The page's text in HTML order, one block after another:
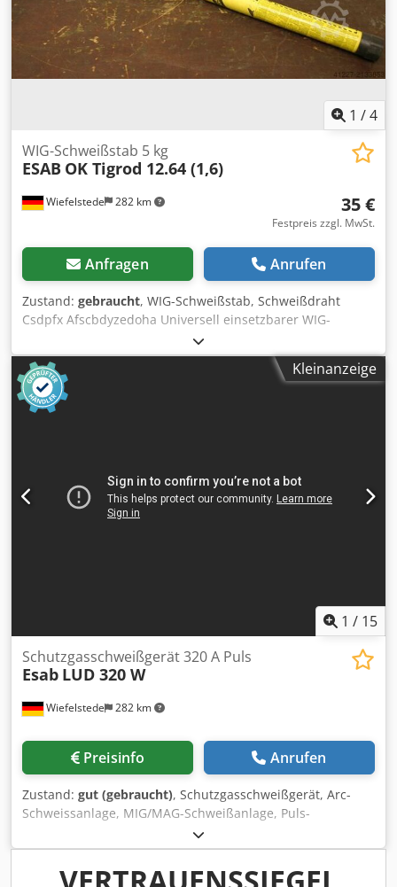
1 /4
Wiefelstede 282 km
WIG-Schweißstab 5 kg
ESAB OK Tigrod 12.64 (1,6)
35 €
Festpreis zzgl. MwSt.
Anfragen Anrufen
Zustand: gebraucht, WIG-Schweißstab, Schweißdraht
Csdpfx Afscbdyzedoha Universell einsetzbarer WIG-
Schweißstab für Wurzel- und Verbindungsschweißungen
an un- und niedriglegierten Stählen, allgemeinen
Baustählen, Feinkornbaustählen und
Druckbehälterstählen, eignungsgeprüft bis -40°C. -netto
Gewicht: 5 kg -Anzahl: 7x Paket vorhanden -Preis: pro Paket
Kleinanzeige
1 / 15
Wiefelstede 282 km
Schutzgasschweißgerät 320 A Puls
Esab LUD 320 W
Preisinfo Anrufen
Zustand: gut (gebraucht), Schutzgasschweißgerät, Arc-
Schweissanlage, MIG/MAG-Schweißanlage, Puls-
Schweißanlage Chedpfx Aoy Ulrnsfdja -Hersteller: Esab,
Schutzgasschweißgerät PULS -Typ: LUD320W -max.
Schweißleistung: 320 A -Ausstattung: Wassergekühlt,